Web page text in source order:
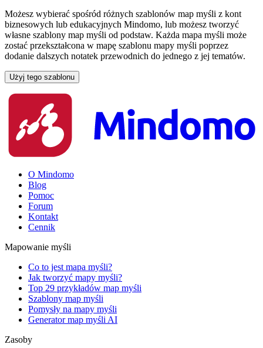
Możesz wybierać spośród różnych szablonów map myśli z kont
biznesowych lub edukacyjnych Mindomo, lub możesz tworzyć
własne szablony map myśli od podstaw. Każda mapa myśli może
zostać przekształcona w mapę szablonu mapy myśli poprzez
dodanie dalszych notatek przewodnich do jednego z jej tematów.
Użyj tego szablonu
O Mindomo
Blog
Pomoc
Forum
Kontakt
Cennik
Mapowanie myśli
Co to jest mapa myśli?
Jak tworzyć mapy myśli?
Top 29 przykładów map myśli
Szablony map myśli
Pomysły na mapy myśli
Generator map myśli AI
Zasoby